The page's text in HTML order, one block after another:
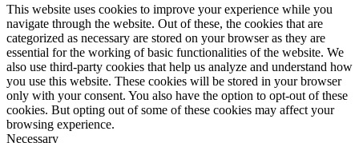
This website uses cookies to improve your experience while you
navigate through the website. Out of these, the cookies that are
categorized as necessary are stored on your browser as they are
essential for the working of basic functionalities of the website. We
also use third-party cookies that help us analyze and understand how
you use this website. These cookies will be stored in your browser
only with your consent. You also have the option to opt-out of these
cookies. But opting out of some of these cookies may affect your
browsing experience.
Necessary